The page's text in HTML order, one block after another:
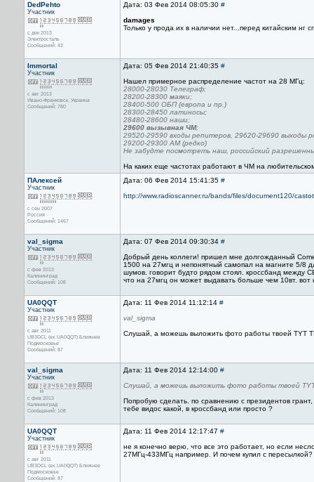
DedPehto
Участник
с дек 2013
Электросталь
Сообщений: 43
Дата: 03 Фев 2014 08:05:30 #
damages
Только у прода их в наличии нет...перед китайским нг
Immortal
Участник
с авг 2013
Ивано-Франковск, Украина
Сообщений: 780
Дата: 05 Фев 2014 21:40:35 #
Нашел примерное распределение частот на 28 МГц:
28000-28030 Телеграф;
28200-28300 маяки;
28400-500 ОБП (европа и пр.)
28300-28450 латиносы;
28480-28600 наши;
29600 вызывная ЧМ;
29520-29590 входы репитеров, 29620-29690 выходы
29200-29300 АМ (редко)
Не забудте посмотреть наш, российский
На каких еще частотах работают в ЧМ на
ПАлексей
Участник
с сен 2007
Россия
Сообщений: 1467
Дата: 06 Фев 2014 15:41:35 #
http://www.radioscanner.ru/bands/files/document120/
val_sigma
Участник
с фев 2013
Калининград
Сообщений: 108
Дата: 07 Фев 2014 09:30:34 #
Добрый день коллеги! пришел мне долгожданный
1500 на 27мгц и непонятный самопал на магните 5/8
шумов. говорит будто рядом стоял. кроссбанд между
что на 27мгц он может выдавать больше чем 10вт. вот
UA0QQT
Участник
с авг 2011
UB3DCL (ex.UA0QQT) Ближнее
Подмосковье
Сообщений: 87
Дата: 11 Фев 2014 11:12:14 #
val_sigma
Слушай, а можешь выложить фото работы твоей TYT
val_sigma
Участник
с фев 2013
Калининград
Сообщений: 108
Дата: 11 Фев 2014 12:14:00 #
Слушай, а можешь выложить фото работы твоей
Попробую сделать. по сравнению с президентов
тебе видос какой, в кроссбанд или просто ?
UA0QQT
Участник
с авг 2011
UB3DCL (ex.UA0QQT) Ближнее
Подмосковье
Сообщений: 87
Дата: 11 Фев 2014 12:17:47 #
не я конечно верю, что все это работает, но если
27МГц-433МГц например. И почем купил с пересылкой?